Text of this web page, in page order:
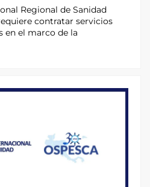
Regional de Sanidad
contratar servicios
en el marco de la